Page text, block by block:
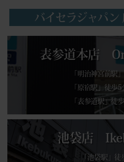
バイセラジャパン
表参道本店
「明治神宮前駅
「原宿駅」徒歩5
「表参道駅」徒
池袋店
「池袋駅」徒